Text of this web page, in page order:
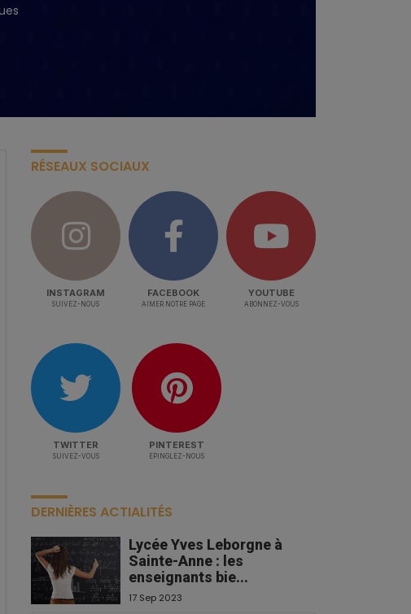
RÉSEAUX SOCIAUX
INSTAGRAM
SUIVEZ-NOUS
FACEBOOK
AIMER NOTRE PAGE
YOUTUBE
ABONNEZ-VOUS
TWITTER
SUIVEZ-VOUS
PINTEREST
EPINGLEZ-NOUS
DERNIÈRES ACTIALITÉS
Lycée Yves Leborgne à
Sainte-Anne : les
enseignants bie...
17 Sep 2023